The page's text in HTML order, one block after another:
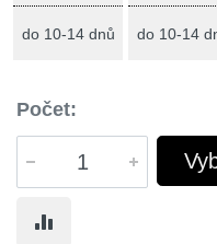
do 10-14 dnů do 10-14
Počet: